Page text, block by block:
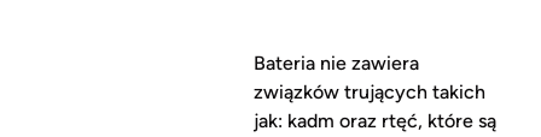
Bateria nie zawiera
związków trujących takich
jak: kadm oraz rtęć, które są